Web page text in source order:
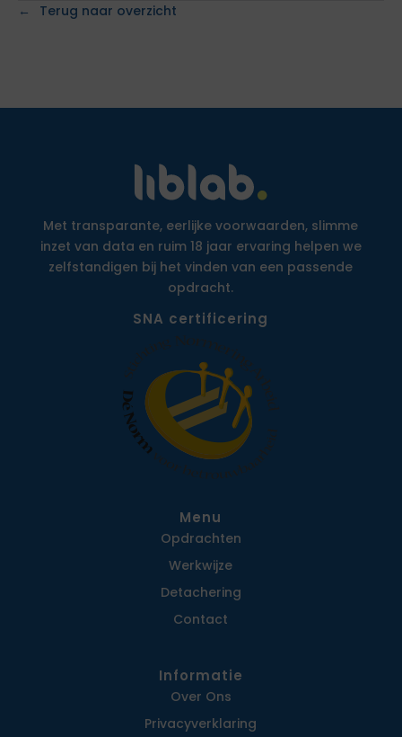
Terug naar overzicht
Met transparante, eerlijke voorwaarden, slimme
inzet van data en ruim 18 jaar ervaring helpen we
zelfstandigen bij het vinden van een passende
opdracht.
SNA certificering
Menu
Opdrachten
Werkwijze
Detachering
Contact
Informatie
Over Ons
Privacy­verklaring